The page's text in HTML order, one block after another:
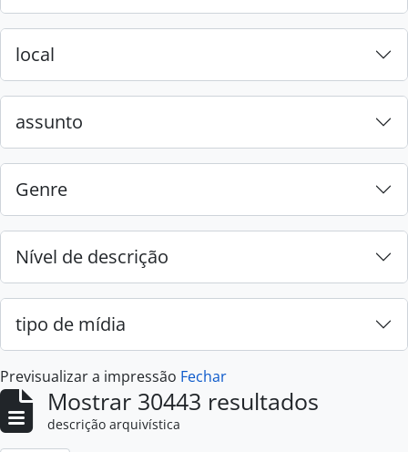
local
assunto
Genre
Nível de descrição
tipo de mídia
Previsualizar a impressão Fechar
Mostrar 30443 resultados
descrição arquivística